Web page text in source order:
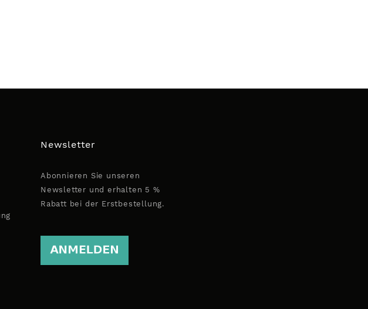
Newsletter
Abonnieren Sie unseren
Newsletter und erhalten 5 %
Rabatt bei der Erstbestellung.